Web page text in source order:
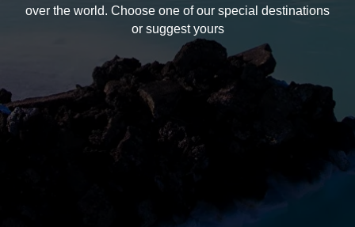
over the world. Choose one of our special destinations
or suggest yours